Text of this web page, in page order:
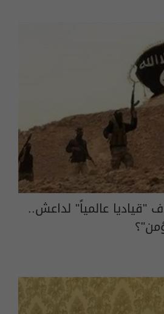
"قياديا عالمياً" لداعش..